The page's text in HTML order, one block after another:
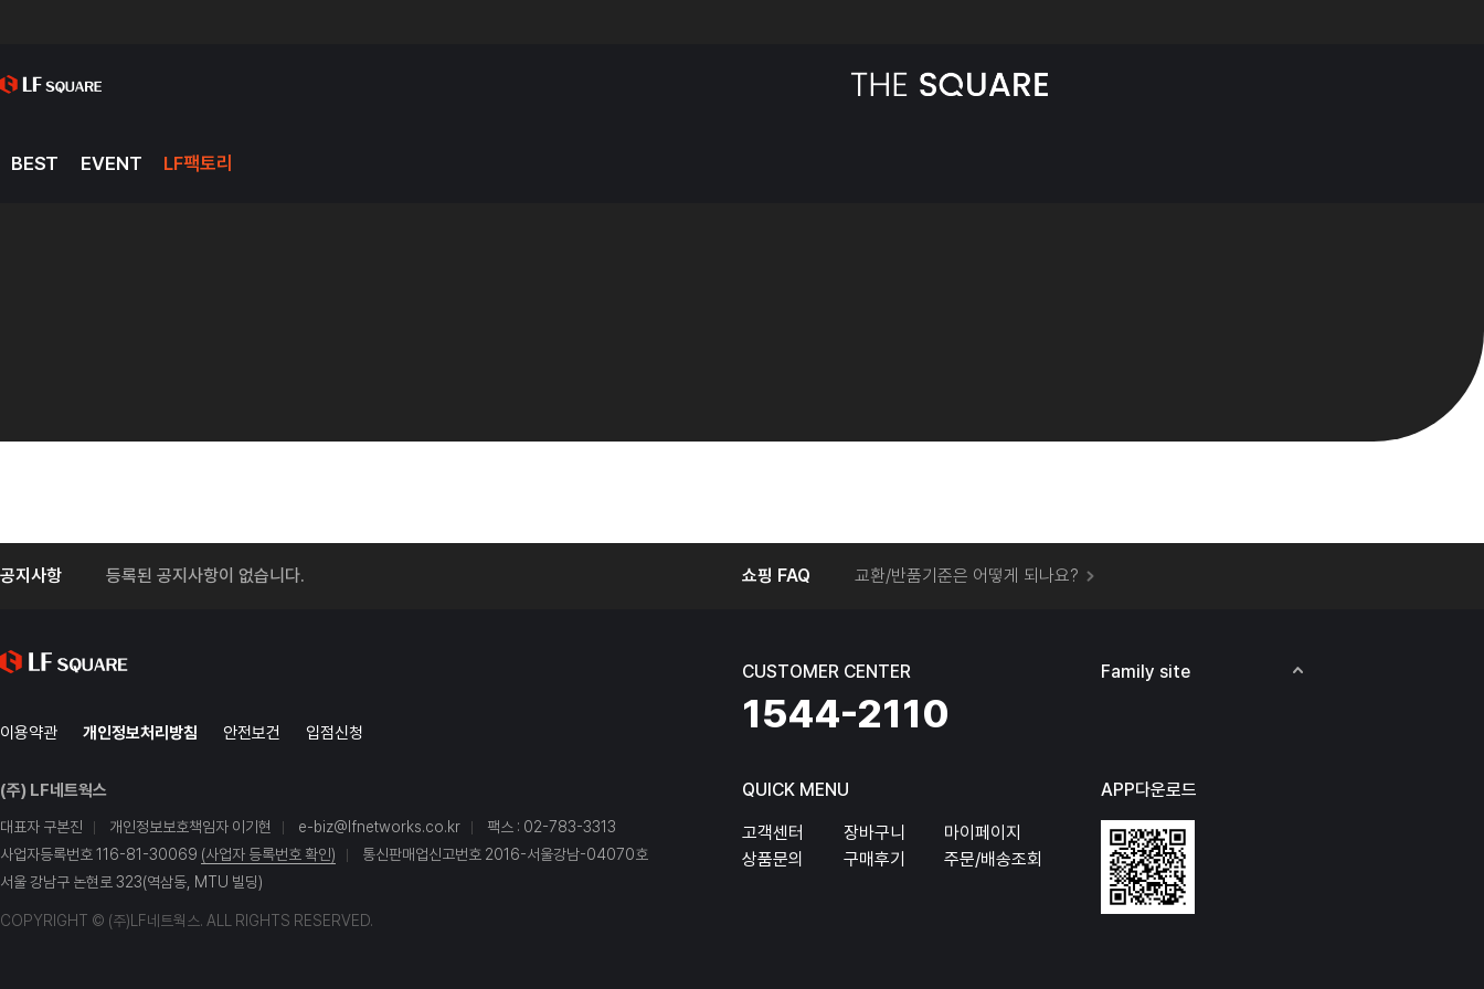
BEST EVENT LF팩토리
공지사항 등록된 공지사항이 없습니다. 쇼핑 FAQ
온라인에서 주문 후 오프라인 매장에서 상품을 수령할 수 있나요?
교환/반품기준은 어떻게 되나요?
온라인에서 구매한 상품 오프라인에서 반품이 가능한가요?
이용약관 개인정보처리방침 안전보건 입점신청
(주) LF네트웍스
대표자 구본진 개인정보보호책임자 이기현 e-biz@lfnetworks.co.kr
팩스 : 02-783-3313
사업자등록번호 116-81-30069 (사업자 등록번호 확인)
통신판매업신고번호 2016-서울강남-04070호
서울 강남구 논현로 323(역삼동, MTU 빌딩)
COPYRIGHT © (주)LF네트웍스. ALL RIGHTS RESERVED.
CUSTOMER CENTER
1544-2110
Family site
QUICK MENU
고객센터 장바구니
마이페이지
상품문의
구매후기 주문/배송조회
APP다운로드